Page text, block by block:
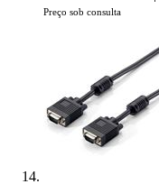
Preço sob consulta